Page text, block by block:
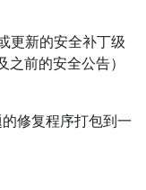
更新的安全补丁级
前的安全公告）
修复程序打包到一